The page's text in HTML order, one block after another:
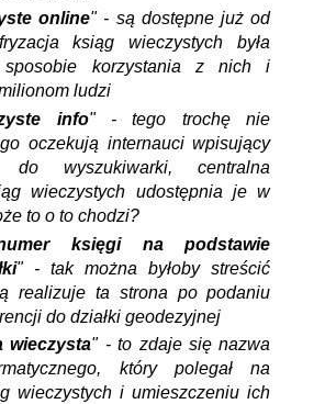
online" - są dostępne już od
ksiąg wieczystych była
korzystania z nich i
ludzi
info" - tego trochę nie
oczekują internauci wpisujący
do wyszukiwarki, centralna
wieczystych udostępnia je w
to o to chodzi?
księgi na podstawie
" - tak można byłoby streścić
realizuje ta strona po podaniu
do działki geodezyjnej
wieczysta" - to zdaje się nazwa
który polegał na
wieczystych i umieszczeniu ich